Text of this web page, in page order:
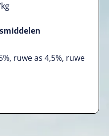
ruwe as 4,5%, ruwe